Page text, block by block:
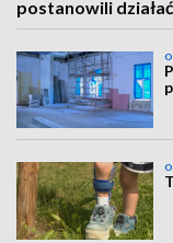
postanowili działać